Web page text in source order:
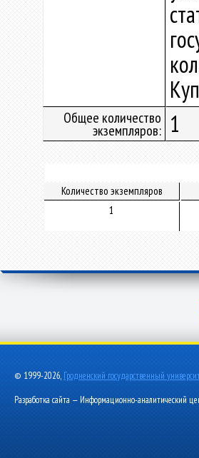
Общее количество
экземпляров: 1
Количество экземпляров
1
© 1999-2026, Гродненский государственный
Разработка сайта — Информационно-аналитический